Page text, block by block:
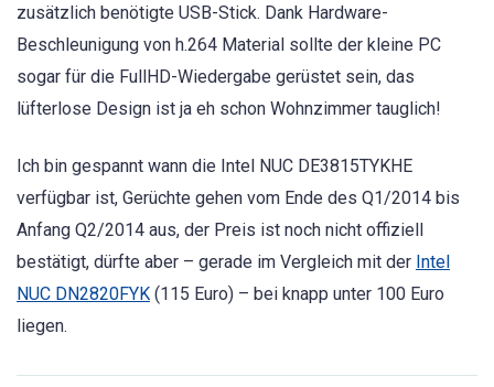
zusätzlich benötigte USB-Stick. Dank Hardware-
Beschleunigung von h.264 Material sollte der kleine PC
sogar für die FullHD-Wiedergabe gerüstet sein, das
lüfterlose Design ist ja eh schon Wohnzimmer tauglich!
Ich bin gespannt wann die Intel NUC DE3815TYKHE
verfügbar ist, Gerüchte gehen vom Ende des Q1/2014 bis
Anfang Q2/2014 aus, der Preis ist noch nicht offiziell
bestätigt, dürfte aber – gerade im Vergleich mit der Intel
NUC DN2820FYK (115 Euro) – bei knapp unter 100 Euro
liegen.